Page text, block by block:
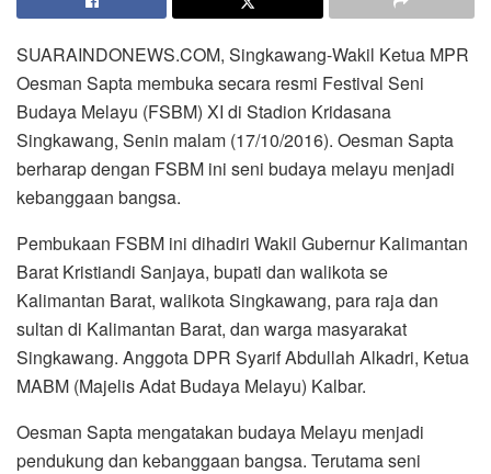
SUARAINDONEWS.COM, Singkawang-Wakil Ketua MPR
Oesman Sapta membuka secara resmi Festival Seni
Budaya Melayu (FSBM) XI di Stadion Kridasana
Singkawang, Senin malam (17/10/2016). Oesman Sapta
berharap dengan FSBM ini seni budaya melayu menjadi
kebanggaan bangsa.
Pembukaan FSBM ini dihadiri Wakil Gubernur Kalimantan
Barat Kristiandi Sanjaya, bupati dan walikota se
Kalimantan Barat, walikota Singkawang, para raja dan
sultan di Kalimantan Barat, dan warga masyarakat
Singkawang. Anggota DPR Syarif Abdullah Alkadri, Ketua
MABM (Majelis Adat Budaya Melayu) Kalbar.
Oesman Sapta mengatakan budaya Melayu menjadi
pendukung dan kebanggaan bangsa. Terutama seni